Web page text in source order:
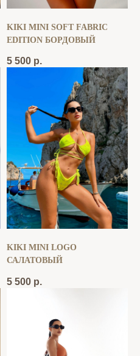
KIKI MINI SOFT FABRIC
EDITION БОРДОВЫЙ
5 500 р.
KIKI MINI LOGO
САЛАТОВЫЙ
5 500 р.